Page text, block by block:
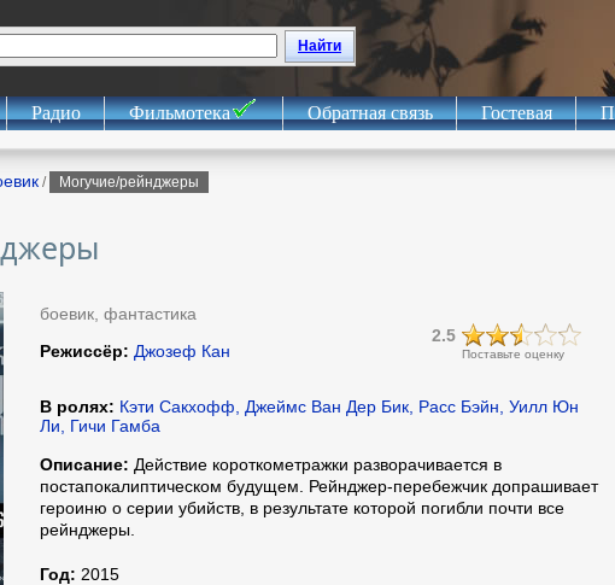
Найти
Радио Фильмотека Обратная связь Гостевая
/ Могучие/рейнджеры
боевик, фантастика
Поставьте оценку
2.5
Режиссёр: Джозеф Кан
В ролях: Кэти Сакхофф, Джеймс Ван Дер Бик, Расс Бэйн, Уилл Юн
Ли, Гичи Гамба
Описание: Действие короткометражки разворачивается в
постапокалиптическом будущем. Рейнджер-перебежчик допрашивает
героиню о серии убийств, в результате которой погибли почти все
рейнджеры.
Год: 2015